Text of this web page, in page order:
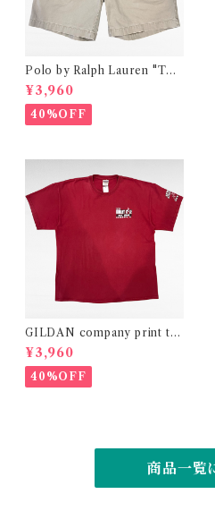
Polo by Ralph Lauren "TYL
ER SHORT" two-tuck chin
o short pants
¥3,960
40%OFF
GILDAN company print t-s
hirt
¥3,960
40%OFF
商品一覧